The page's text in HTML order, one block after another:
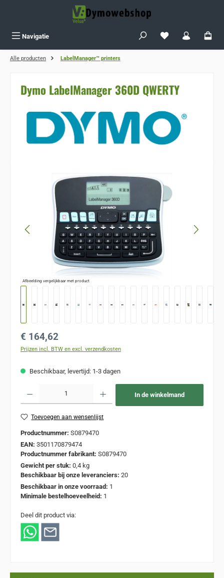
Navigatie Je hebt 0 items op
Alle producten LabelManager™ printers
Dymo LabelManager 360D QWERTY
Sla de afbeeldingengalerij over
Afbeelding vergelijkbaar met product
Normale prijs:
€ 164,62
Prijzen incl. BTW en excl. verzendkosten
Beschikbaar, levertijd: 1-3 dagen
In de winkelmand
Toevoegen aan wensenlijst
Productnummer: S0879470
EAN: 3501170879474
Productnummer fabrikant: S0879470
Gewicht per stuk: 0,4 kg
Beschikbaar bij onze leveranciers: 20
Beschikbaar in onze voorraad: 1
Minimale bestelhoeveelheid: 1
Deel dit product via: